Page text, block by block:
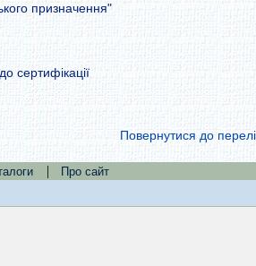
призначення"
сертифікації
Повернутися до
|
Про сайт